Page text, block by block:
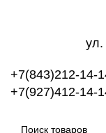
ул.
+7(843)212-14-
+7(927)412-14-